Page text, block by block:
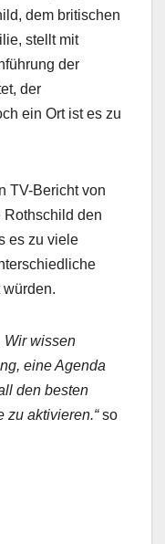
dem britischen
stellt mit
der
der
ein Ort ist es zu
TV-Bericht von
Rothschild den
es zu viele
Wir wissen
eine Agenda
den besten
zu aktivieren.“so